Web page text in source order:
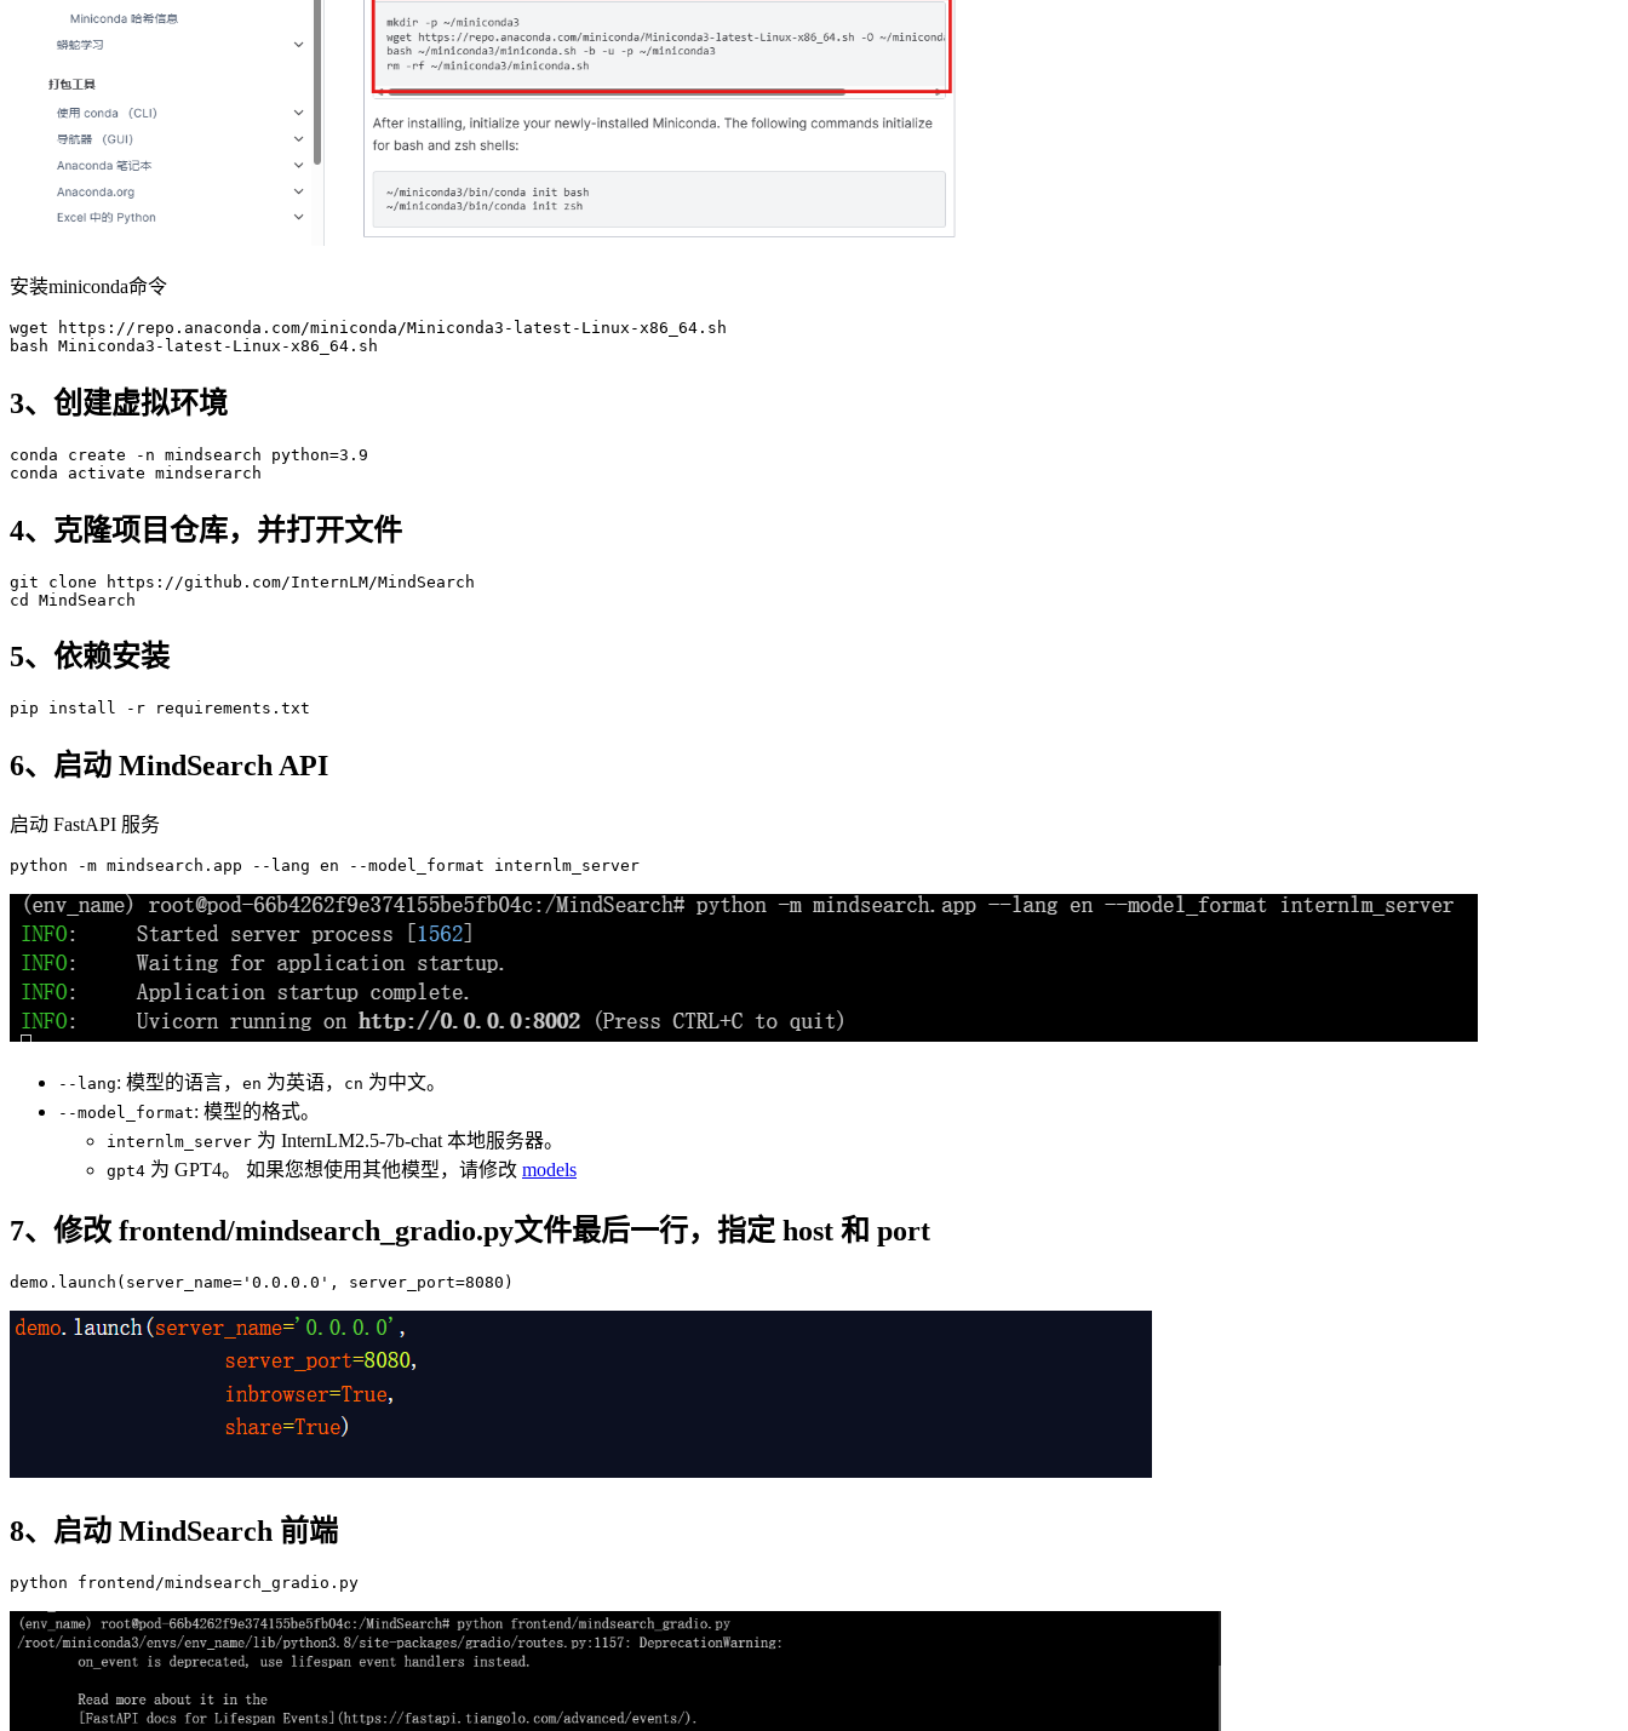
安装miniconda命令
wget https://repo.anaconda.com/miniconda/Miniconda3 -latest-Linux-x86 64
bash Miniconda3 -latest-Linux-x86 64
3、创建虚拟环境
conda create -n mindsearch python=3 . 9
conda
4、克隆项目仓库，并打开文件
git clone https://github.com/InternLM/MindSearch
5、依赖安装
pip
6、启动 MindSearch API
启动 FastAPI 服务
python -m mindsearch. app --lang en
--lang: 模型的语言， en 为英语， cn 为中文。
--model_format: 模型的格式。
internlm_server 为 InternLM2.5-7b-chat 本地服务器。
gpt4 为 GPT4。 如果您想使用其他模型，请修改 models
7、修改 frontend/mindsearch_gradio.py文件最后一行，指定 host 和 port
demo .launch (server_name= '0.0.0.0' , server_port=8080
8、启动 MindSearch 前端
python